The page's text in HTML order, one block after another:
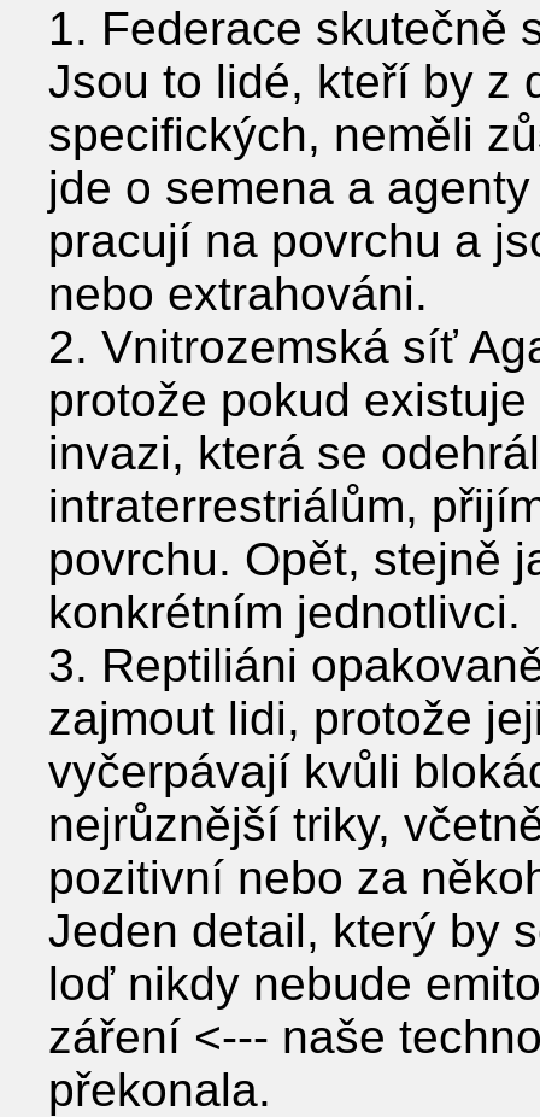
1. Federace skutečně
Jsou to lidé, kteří by z
specifických, neměli
jde o semena a
pracují na povrchu a
nebo extrahováni.
2. Vnitrozemská síť
protože pokud
invazi, která se
intraterrestriálům,
povrchu. Opět, stejně
konkrétním jednotlivci.
3. Reptiliáni
zajmout lidi, protože
vyčerpávají kvůli
nejrůznější triky,
pozitivní nebo za
Jeden detail, který by
loď nikdy nebude
záření <--- naše
překonala.